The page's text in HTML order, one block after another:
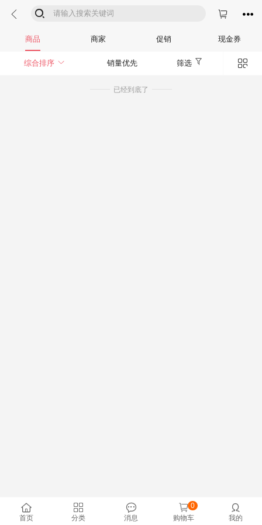
  

商品 商家 促销 现金券
综合排序  销量优先 筛选 
已经到底了

首页

分类

消息

购物车
0 
我的